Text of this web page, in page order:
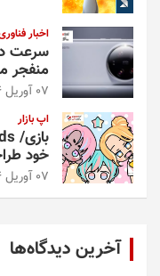
اخبار
سرعت
منفجر
07 آوریل 2024
اپ بازار
خود
07 آوریل 2024
آخرین دیدگاه‌ها